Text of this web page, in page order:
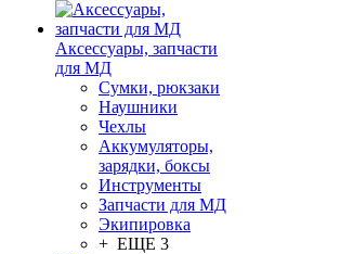
Аксессуары, запчасти
для МД
Сумки, рюкзаки
Наушники
Чехлы
Аккумуляторы,
зарядки, боксы
Инструменты
Запчасти для МД
Экипировка
+ ЕЩЕ 3